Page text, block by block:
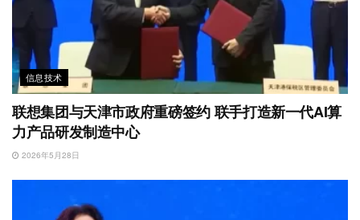
信息技术
联想集团与天津市政府重磅签约 联手打造新一代AI算
力产品研发制造中心
2026年5月28日